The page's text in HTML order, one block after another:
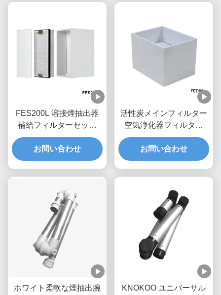
FES200L 溶接煙抽出器
補給フィルターセット
4.5kg
お問い合わせ
活性炭メインフィルター
空気浄化器フィルター
FED80 溶接煙抽出器用
お問い合わせ
ホワイト柔軟な煙抽出腕
KNOKOO ユニバーサル